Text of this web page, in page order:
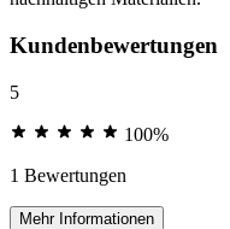
Kundenbewertungen
5
100%
1 Bewertungen
Mehr Informationen